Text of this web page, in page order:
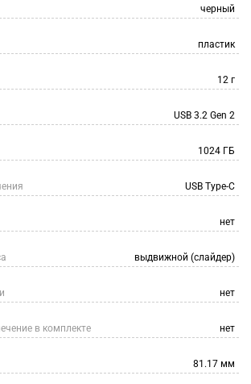
черный
пластик
12 г
USB 3.2 Gen 2
1024 ГБ
USB Type-C
нет
выдвижной (слайдер)
нет
в комплекте нет
81.17 мм